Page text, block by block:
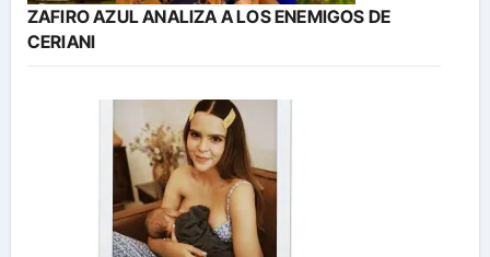
ZAFIRO AZUL ANALIZA A LOS ENEMIGOS DE
CERIANI